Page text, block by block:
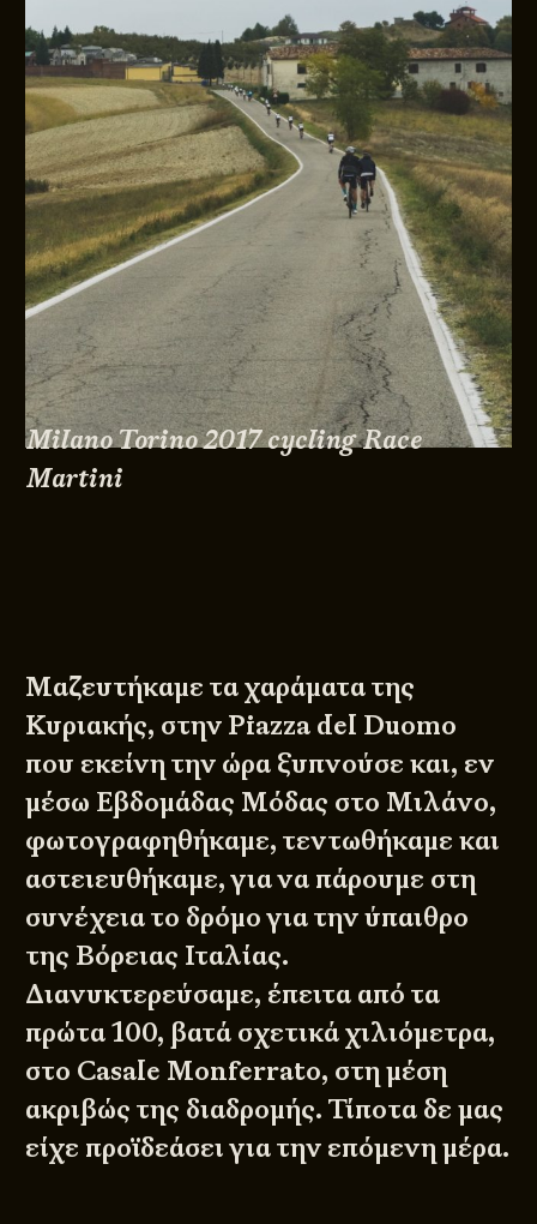
Milano Torino 2017 cycling Race
Martini
Μαζευτήκαμε τα χαράματα της
Κυριακής, στην Piazza del Duomo
που εκείνη την ώρα ξυπνούσε και, εν
μέσω Εβδομάδας Μόδας στο Μιλάνο,
φωτογραφηθήκαμε, τεντωθήκαμε και
αστειευθήκαμε, για να πάρουμε στη
συνέχεια το δρόμο για την ύπαιθρο
της Βόρειας Ιταλίας.
Διανυκτερεύσαμε, έπειτα από τα
πρώτα 100, βατά σχετικά χιλιόμετρα,
στο Casale Monferrato, στη μέση
ακριβώς της διαδρομής. Τίποτα δε μας
είχε προϊδεάσει για την επόμενη μέρα.